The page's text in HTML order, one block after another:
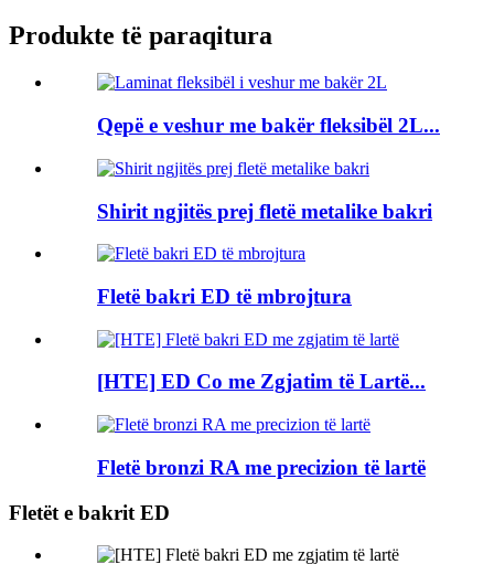
Produkte të paraqitura
Qepë e veshur me bakër fleksibël 2L...
Shirit ngjitës prej fletë metalike bakri
Fletë bakri ED të mbrojtura
[HTE] ED Co me Zgjatim të Lartë...
Fletë bronzi RA me precizion të lartë
Fletët e bakrit ED